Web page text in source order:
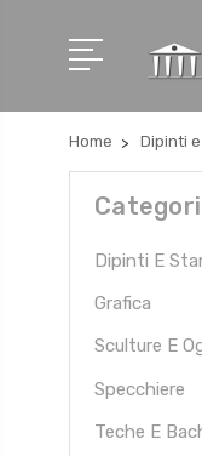
Home Dipinti
Dipinti E
Grafica
Sculture E
Specchiere
Teche E